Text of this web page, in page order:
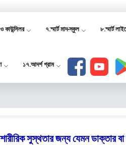
কাউন্সিলর ৭.স্মার্ট মাদ-স্কুল ৮.স্মার্ট
১৭.আদর্শ গ্রাম
শারীরিক সুস্থতার জন্য যেমন ডাক্তার